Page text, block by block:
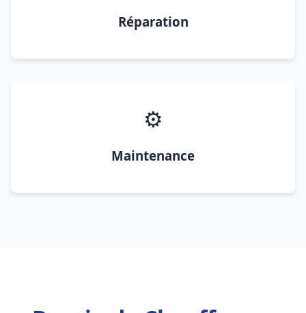
Réparation
⚙️
Maintenance